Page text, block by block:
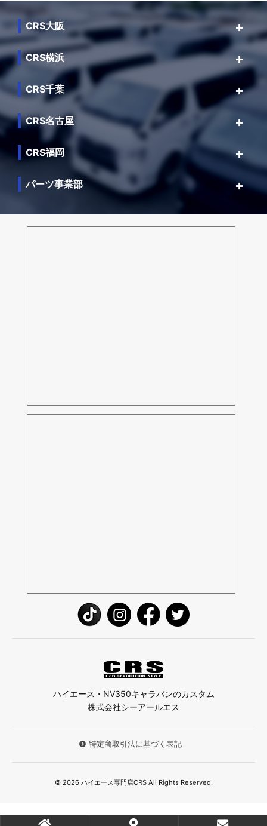
CRS大阪
CRS横浜
CRS千葉
CRS名古屋
CRS福岡
パーツ事業部
ハイエース・NV350キャラバンのカスタム
株式会社シーアールエス
特定商取引法に基づく表記
© 2026 ハイエース専門店CRS All Rights Reserved.